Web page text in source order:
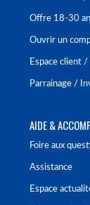
Offre 18-30
Ouvrir un
Espace client
Parrainage /
AIDE &
Foire aux
Assistance
Espace